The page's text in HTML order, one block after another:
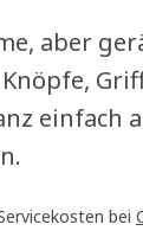
aber
einfach
bei